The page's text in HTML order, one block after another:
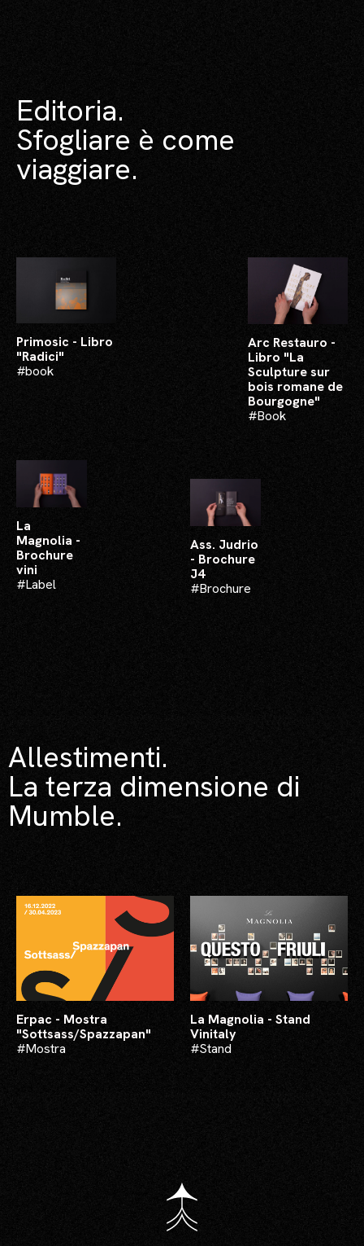
Editoria.
Sfogliare è come
viaggiare.
Primosic - Libro
"Radici"
#book
Arc Restauro -
Libro "La
Sculpture sur
bois romane de
Bourgogne"
#Book
La
Magnolia -
Brochure
vini
#Label​
Ass. Judrio
- Brochure
J4
#Brochure
Allestimenti.
La terza dimensione di
Mumble.
Erpac - Mostra
"Sottsass/Spazzapan"
#Mostra
La Magnolia - Stand
Vinitaly
#Stand